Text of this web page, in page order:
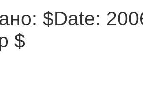
$Date:
$